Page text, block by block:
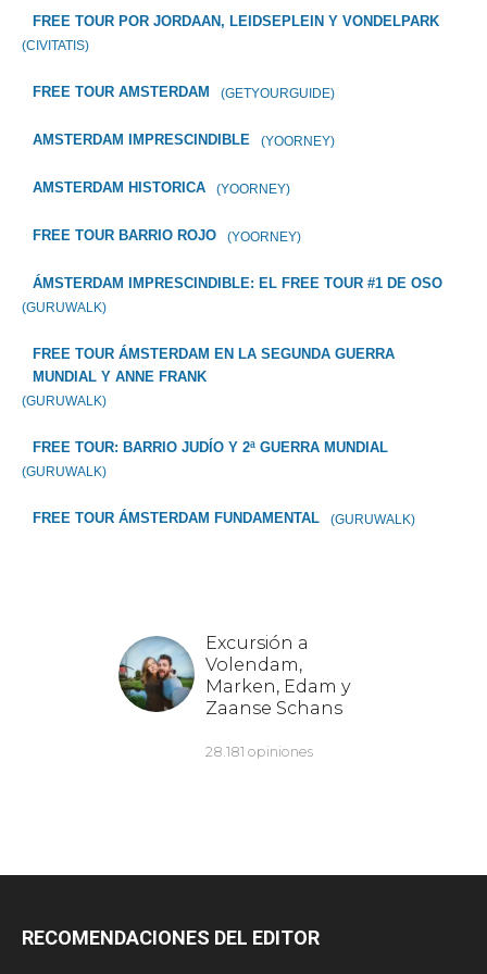
FREE TOUR POR JORDAAN, LEIDSEPLEIN Y VONDELPARK
(CIVITATIS)
FREE TOUR AMSTERDAM (GETYOURGUIDE)
AMSTERDAM IMPRESCINDIBLE (YOORNEY)
AMSTERDAM HISTORICA (YOORNEY)
FREE TOUR BARRIO ROJO (YOORNEY)
ÁMSTERDAM IMPRESCINDIBLE: EL FREE TOUR #1 DE OSO
(GURUWALK)
FREE TOUR ÁMSTERDAM EN LA SEGUNDA GUERRA
MUNDIAL Y ANNE FRANK
(GURUWALK)
FREE TOUR: BARRIO JUDÍO Y 2ª GUERRA MUNDIAL
(GURUWALK)
FREE TOUR ÁMSTERDAM FUNDAMENTAL (GURUWALK)
RECOMENDACIONES DEL EDITOR